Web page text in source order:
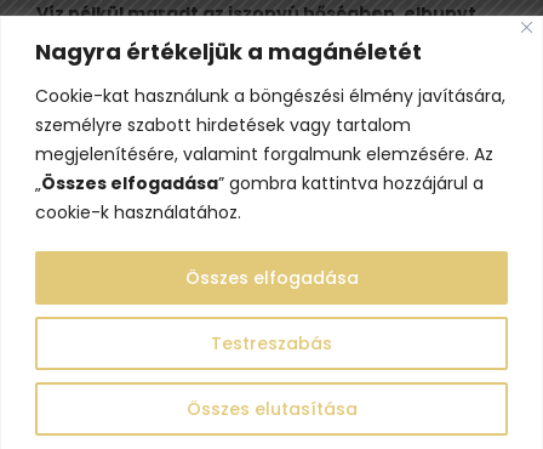
Nagyra értékeljük a magánéletét
Cookie-kat használunk a böngészési élmény javítására,
személyre szabott hirdetések vagy tartalom
megjelenítésére, valamint forgalmunk elemzésére. Az
„Összes elfogadása” gombra kattintva hozzájárul a
cookie-k használatához.
Testreszabás
Összes elutasítása
Összes elfogadása
Víz nélkül maradt az iszonyú hőségben, elhunyt
egy kiránduló a legnépszerűbb horvát
hegységben
Felbecsülhetetlen értékű honfoglaláskori
leletegyüttes került elő Pest megyében – videóval
@2023 - www.lelepo.hu. Minden jog fenntartva.
Adatvédelem Szerzői jogok Impresszum